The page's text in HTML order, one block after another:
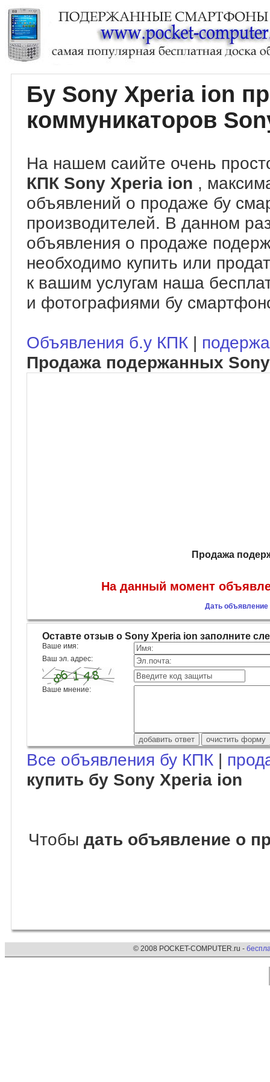
Бу Sony Xperia ion
коммуникаторов
На нашем саийте очень
КПК Sony Xperia ion ,
объявлений о продаже бу
производителей. В данном
объявления о продаже
необходимо купить или
к вашим услугам наша
и фотографиями бу
Объявления б.у КПК |
Продажа подержанных
Продажа
На данный момент
Дать объявление
Оставте отзыв о Sony Xperia ion заполните
Ваше имя:
Ваш эл. адрес:
Ваше мнение:
Все объявления бу КПК |
купить бу Sony Xperia ion
Чтобы дать объявление о
© 2008 POCKET-COMPUTER.ru -